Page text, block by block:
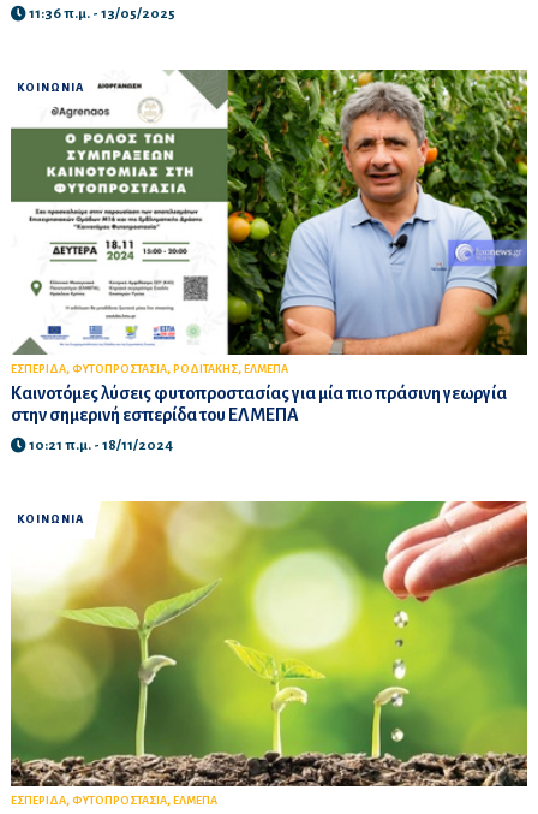
11:36 π.μ. - 13/05/2025
ΚΟΙΝΩΝΙΑ
ΕΣΠΕΡΙΔΑ, ΦΥΤΟΠΡΟΣΤΑΣΙΑ, ΡΟΔΙΤΑΚΗΣ, ΕΛΜΕΠΑ
Καινοτόμες λύσεις φυτοπροστασίας για μία πιο πράσινη γεωργία
στην σημερινή εσπερίδα του ΕΛΜΕΠΑ
10:21 π.μ. - 18/11/2024
ΚΟΙΝΩΝΙΑ
ΕΣΠΕΡΙΔΑ, ΦΥΤΟΠΡΟΣΤΑΣΙΑ, ΕΛΜΕΠΑ